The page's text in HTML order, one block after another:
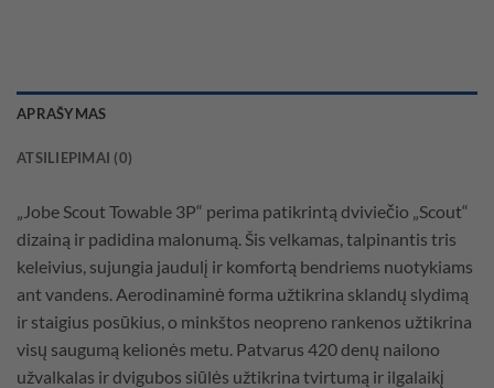
APRAŠYMAS
ATSILIEPIMAI (0)
„Jobe Scout Towable 3P“ perima patikrintą dviviečio „Scout“
dizainą ir padidina malonumą. Šis velkamas, talpinantis tris
keleivius, sujungia jaudulį ir komfortą bendriems nuotykiams
ant vandens. Aerodinaminė forma užtikrina sklandų slydimą
ir staigius posūkius, o minkštos neopreno rankenos užtikrina
visų saugumą kelionės metu. Patvarus 420 denų nailono
užvalkalas ir dvigubos siūlės užtikrina tvirtumą ir ilgalaikį